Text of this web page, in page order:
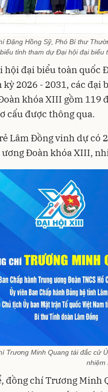
Đặng Hồng Sỹ, Phó Bí thư
tỉnh tham dự Đại hội đại biểu
hội đại biểu toàn quốc
kỳ 2026 - 2031, các đại
khóa XIII gồm 119
cấu được thông qua.
Lâm Đồng vinh dự có
Đoàn khóa XIII,
Trương Minh Quang tái đắc cử
nhiệm
đồng chí Trương Minh